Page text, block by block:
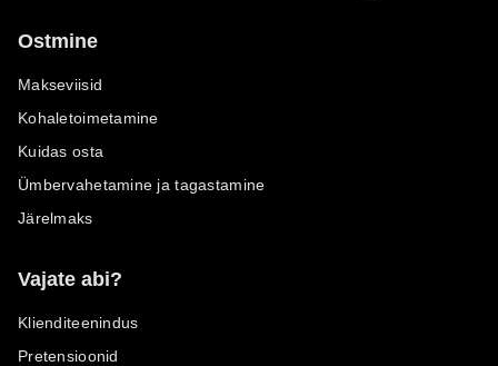
Ostmine
Makseviisid
Kohaletoimetamine
Kuidas osta
Ümbervahetamine ja tagastamine
Järelmaks
Vajate abi?
Klienditeenindus
Pretensioonid